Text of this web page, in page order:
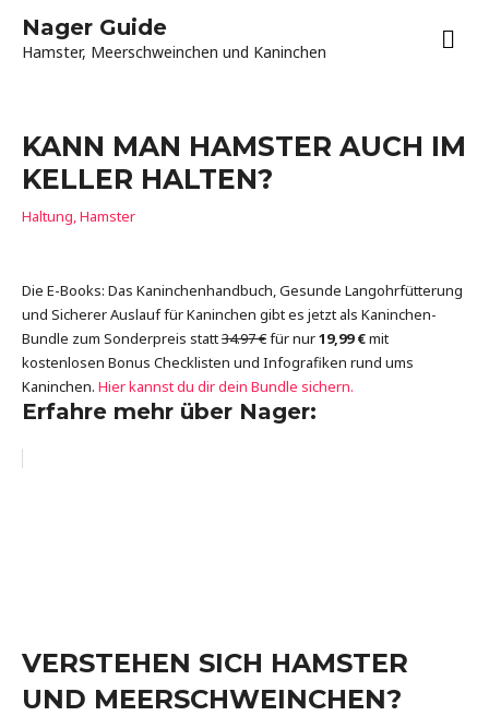
Inhalt
springen
Nager Guide
Hamster, Meerschweinchen und Kaninchen
KANN MAN HAMSTER AUCH IM
KELLER HALTEN?
Haltung,Hamster
Die E-Books: Das Kaninchenhandbuch, Gesunde Langohrfütterung
und Sicherer Auslauf für Kaninchen gibt es jetzt als Kaninchen-
Bundle zum Sonderpreis statt34.97 €für nur19,99 €mit
kostenlosen Bonus Checklisten und Infografiken rund ums
Kaninchen. Hier kannst du dir dein Bundle sichern.
Erfahre mehr über Nager:
VERSTEHEN SICH HAMSTER
UND MEERSCHWEINCHEN?